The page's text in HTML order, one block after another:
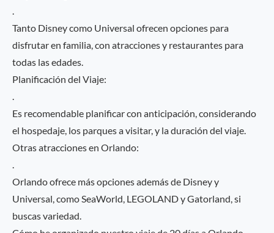
Tanto Disney como Universal ofrecen opciones para
disfrutar en familia, con atracciones y restaurantes para
todas las edades.
Planificación del Viaje:
Es recomendable planificar con anticipación, considerando
el hospedaje, los parques a visitar, y la duración del viaje.
Otras atracciones en Orlando:
Orlando ofrece más opciones además de Disney y
Universal, como SeaWorld, LEGOLAND y Gatorland, si
buscas variedad.